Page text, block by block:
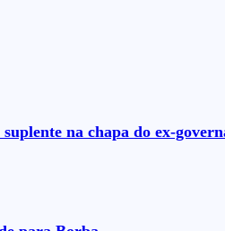
na chapa do ex-